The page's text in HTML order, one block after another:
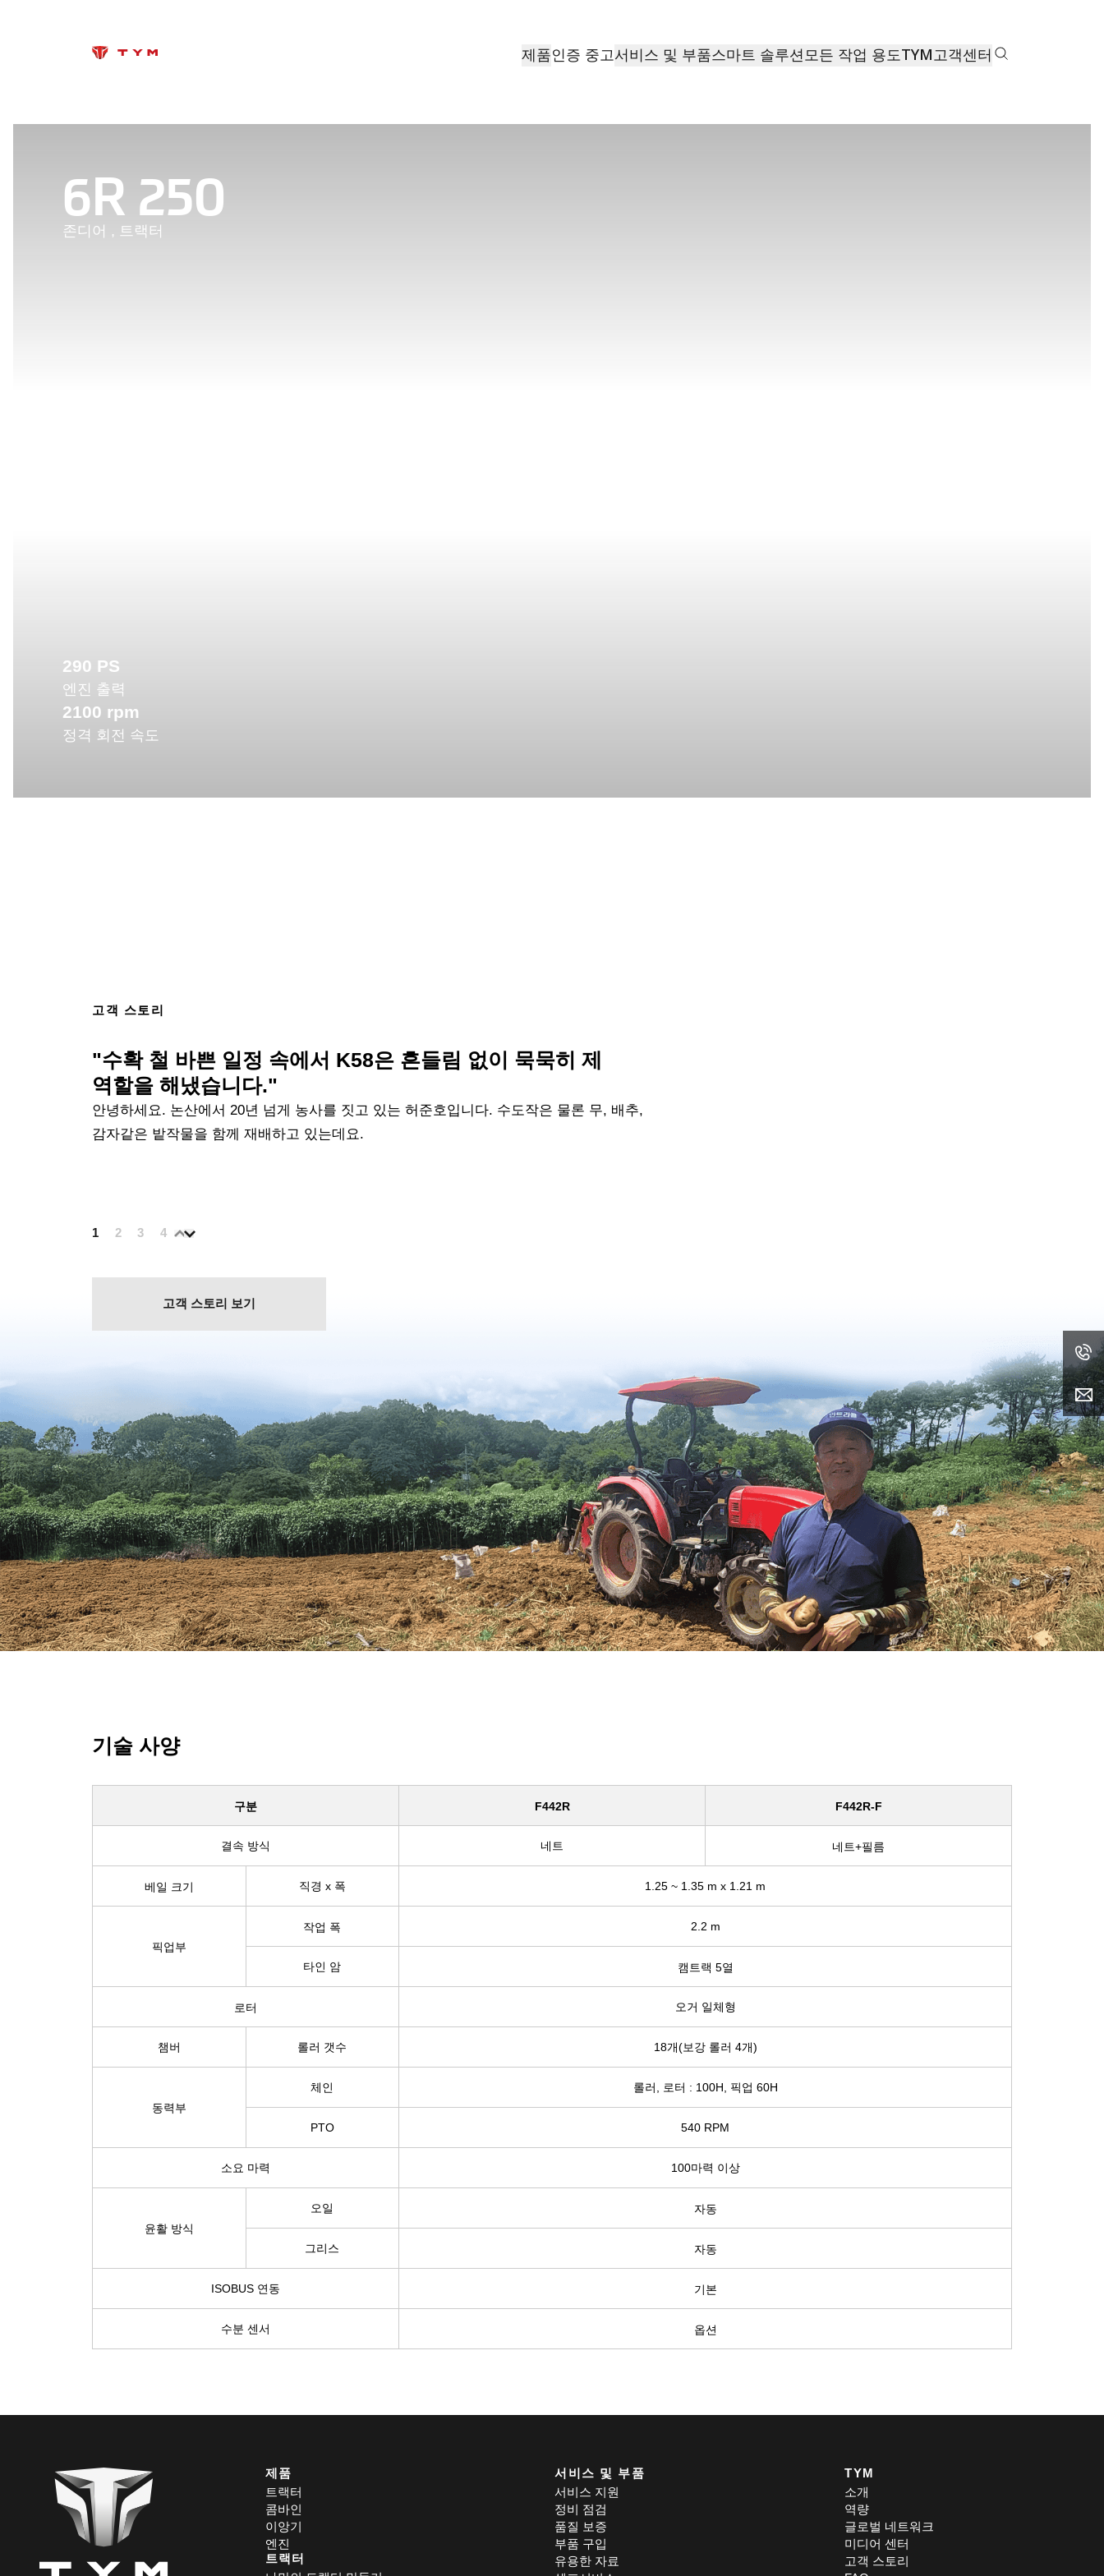
제품인증 중고서비스 및 부품스마트 솔루션모든 작업 용도TYM고객센터
6R 250
존디어 , 트랙터
290 PS
엔진 출력
2100 rpm
정격 회전 속도
고객 스토리
"수확 철 바쁜 일정 속에서 K58은 흔들림 없이 묵묵히 제
역할을 해냈습니다."
안녕하세요. 논산에서 20년 넘게 농사를 짓고 있는 허준호입니다. 수도작은 물론 무, 배추,
감자같은 밭작물을 함께 재배하고 있는데요.
1 2 3 4 5
고객 스토리 보기
기술 사양
구분 F442R F442R-F
결속 방식​ 네트​ 네트+필름
베일 크기 직경 x 폭​ 1.25 ~ 1.35 m x 1.21 m​
픽업부
작업 폭 2.2 m​
타인 암​ 캠트랙 5열
로터 오거 일체형​
챔버​ 롤러 갯수​ 18개(보강 롤러 4개)​
동력부​
체인​ 롤러, 로터 : 100H, 픽업 60H​
PTO​ 540 RPM​
소요 마력​ 100마력 이상​
윤활 방식​
오일​ 자동
그리스​ 자동
ISOBUS 연동​ 기본
수분 센서​ 옵션
제품
트랙터
콤바인
이앙기
엔진
트랙터
서비스 및 부품
서비스 지원
정비 점검
품질 보증
부품 구입
유용한 자료
TYM
소개
역량
글로벌 네트워크
미디어 센터
고객 스토리